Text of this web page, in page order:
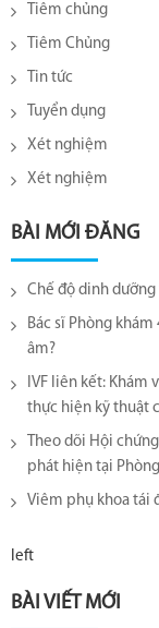
Tiêm chủng
Tiêm Chủng
Tin tức
Tuyển dụng
Xét nghiệm
Xét nghiệm
BÀI MỚI ĐĂNG
Chế độ dinh
Bác sĩ Phòng
âm?
IVF liên kết: Khám
thực hiện kỹ thuật
Theo dõi Hội
phát hiện tại
Viêm phụ khoa tái
left
BÀI VIẾT MỚI